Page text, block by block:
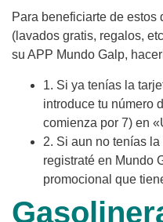
Para beneficiarte de estos
(lavados gratis, regalos,
su APP Mundo Galp,
1. Si ya tenías la
introduce tu número
comienza por 7) en
2. Si aun no tenías
registraté en Mundo
promocional que